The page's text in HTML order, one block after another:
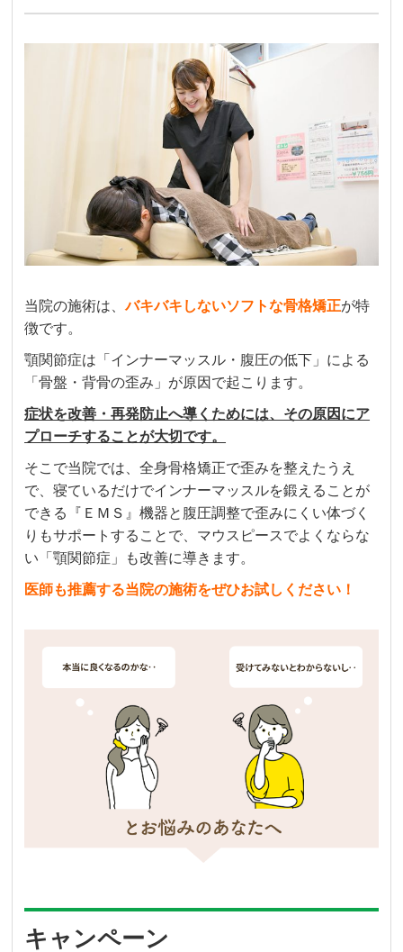
当院の施術は、バキバキしないソフトな骨格矯正が特
徴です。
顎関節症は「インナーマッスル・腹圧の低下」による
「骨盤・背骨の歪み」が原因で起こります。
症状を改善・再発防止へ導くためには、その原因にア
プローチすることが大切です。
そこで当院では、全身骨格矯正で歪みを整えたうえ
で、寝ているだけでインナーマッスルを鍛えることが
できる『ＥＭＳ』機器と腹圧調整で歪みにくい体づく
りもサポートすることで、マウスピースでよくならな
い「顎関節症」も改善に導きます。
医師も推薦する当院の施術をぜひお試しください！
キャンペーン